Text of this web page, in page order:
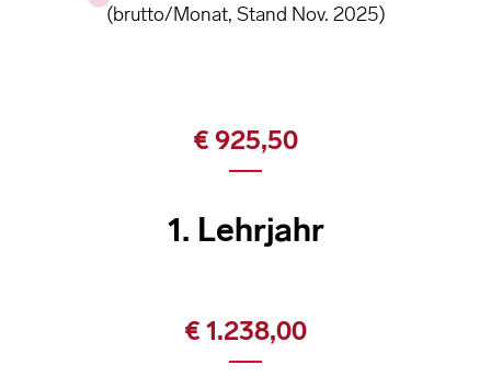
(brutto/Monat, Stand Nov. 2025)
€ 925,50
1. Lehrjahr
€ 1.238,00